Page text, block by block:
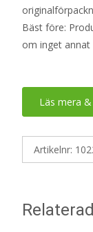
Bäst före:
om inget annat
Läs mera
Artikelnr: